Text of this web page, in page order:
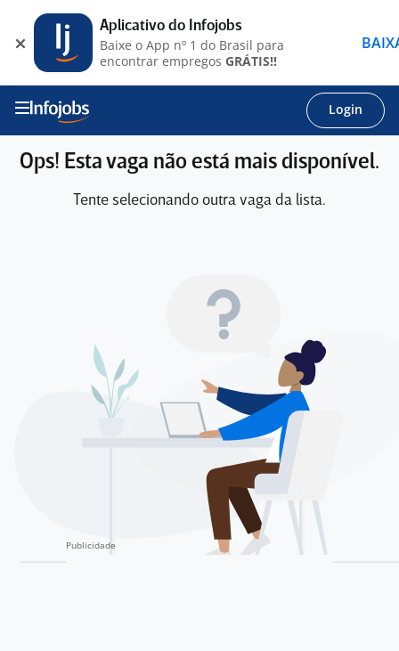
Login
Ops! Esta vaga não está mais disponível.
Tente selecionando outra vaga da lista.
Aplicativo do Infojobs
Baixe o App nº 1 do Brasil para
encontrar empregos GRÁTIS!!